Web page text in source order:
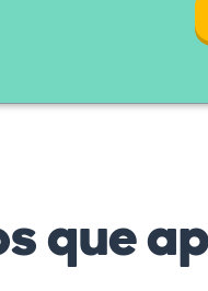
que